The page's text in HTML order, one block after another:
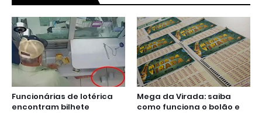
Funcionárias de lotérica
encontram bilhete
Mega da Virada: saiba
como funciona o bolão e